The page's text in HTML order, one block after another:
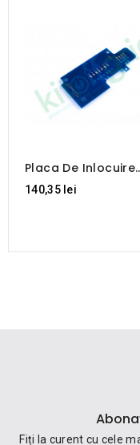
Placa De Inlocuire
Tesla BMS Rev 1
140,35 lei
Fiți la curent cu cele